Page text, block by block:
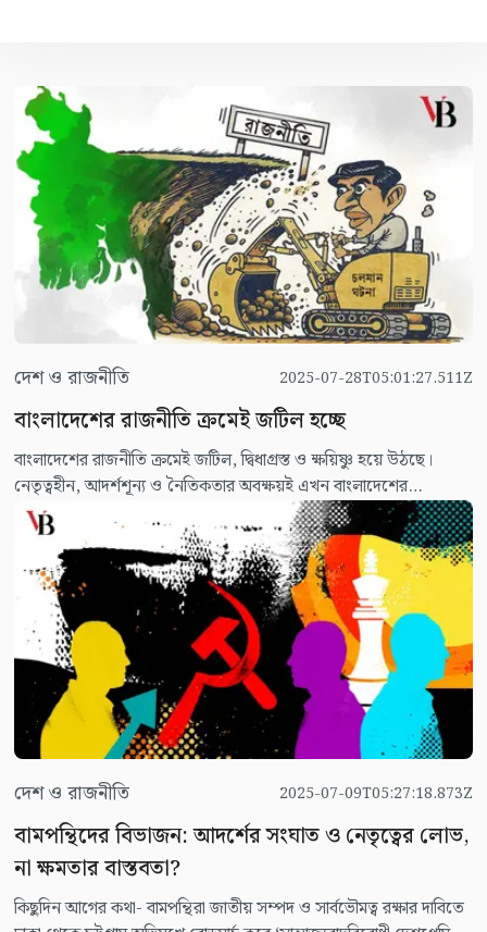
দেশ ও রাজনীতি 2025-07-28T05:01:27.511Z
বাংলাদেশের রাজনীতি ক্রমেই জটিল হচ্ছে
বাংলাদেশের রাজনীতি ক্রমেই জটিল, দ্বিধাগ্রস্ত ও ক্ষয়িষ্ণু হয়ে উঠছে।
নেতৃত্বহীন, আদর্শশূন্য ও নৈতিকতার অবক্ষয়ই এখন বাংলাদেশের
রাজনৈতিক দৃশ্যপটের অনিবার্য রূপ।
দেশ ও রাজনীতি 2025-07-09T05:27:18.873Z
বামপন্থিদের বিভাজন: আদর্শের সংঘাত ও নেতৃত্বের লোভ,
না ক্ষমতার বাস্তবতা?
কিছুদিন আগের কথা- বামপন্থিরা জাতীয় সম্পদ ও সার্বভৌমত্ব রক্ষার দাবিতে